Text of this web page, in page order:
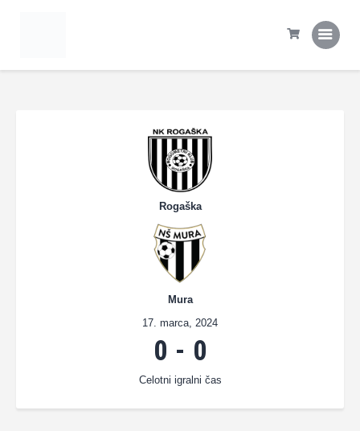
Statistika
Šola NK Rogaška
Rogaška
Mura
17. marca, 2024
0 - 0
Celotni igralni čas